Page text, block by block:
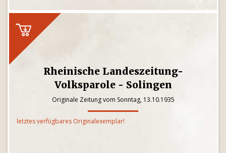
Rheinische Landeszeitung-
Volksparole - Solingen
Originale Zeitung vom Sonntag, 13.10.1935
letztes verfügbares Originalexemplar!